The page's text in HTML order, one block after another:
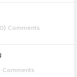
Comments
Comments